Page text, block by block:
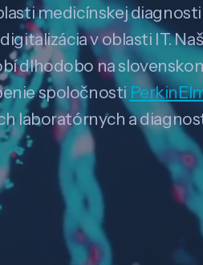
medicínskej
v oblasti IT.
dlhodobo na
spoločnosti
laboratórnych a